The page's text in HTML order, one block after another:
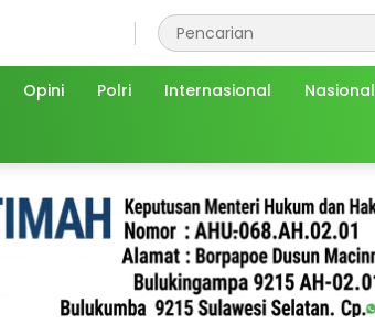
Opini Polri Internasional Nasional